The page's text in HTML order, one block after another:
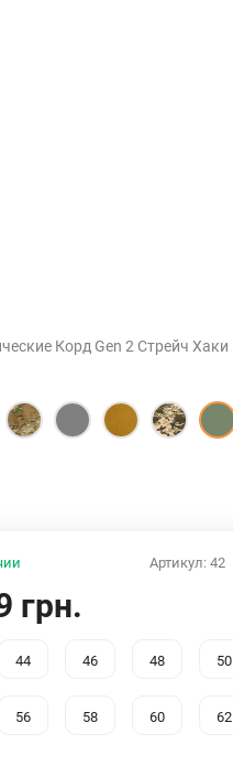
Корд Gen 2 Стрейч Хаки
Артикул: 42
грн.
44 46 48 50
56 58 60 62